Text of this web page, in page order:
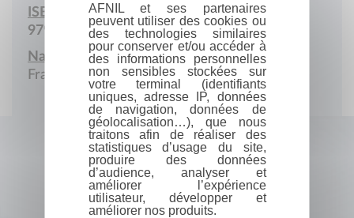
ISBN :
979-10-415-4686-2
Nationalité :
France
AFNIL et ses partenaires
peuvent utiliser des cookies ou
des technologies similaires
pour conserver et/ou accéder à
des informations personnelles
non sensibles stockées sur
votre terminal (identifiants
uniques, adresse IP, données
de navigation, données de
géolocalisation…), que nous
traitons afin de réaliser des
statistiques d’usage du site,
produire des données
d’audience, analyser et
améliorer l’expérience
utilisateur, développer et
améliorer nos produits.